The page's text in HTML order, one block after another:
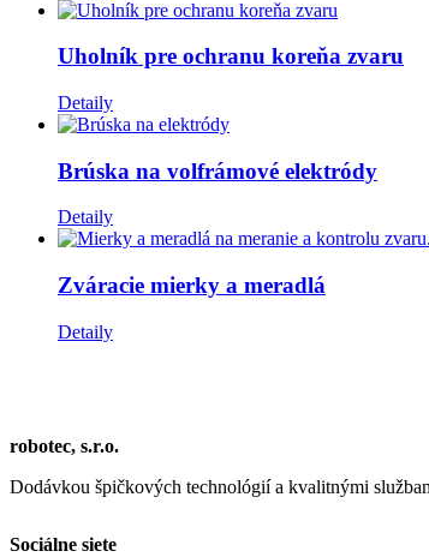
Uholník pre ochranu koreňa zvaru
Detaily
Brúska na volfrámové elektródy
Detaily
Zváracie mierky a meradlá
Detaily
robotec, s.r.o.
Dodávkou špičkových technológií a kvalitnými
Sociálne siete